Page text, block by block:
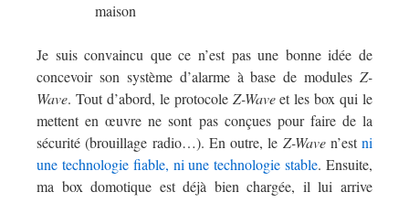
maison
Je suis convaincu que ce n’est pas une bonne idée de
concevoir son système d’alarme à base de modules Z-
Wave. Tout d’abord, le protocole Z-Waveet les box qui le
mettent en œuvre ne sont pas conçues pour faire de la
sécurité (brouillage radio…). En outre, le Z-Waven’estni
une technologie fiable, ni une technologie stable. Ensuite,
ma box domotique est déjà bien chargée, il lui arrive